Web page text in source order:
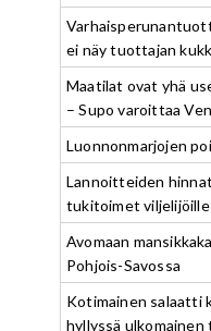
ei näy tuottajan
Maatilat ovat yhä
– Supo varoittaa
Luonnonmarjojen
Lannoitteiden
tukitoimet viljelijöille
Avomaan
Pohjois-Savossa
Kotimainen salaatti
hyllyssä